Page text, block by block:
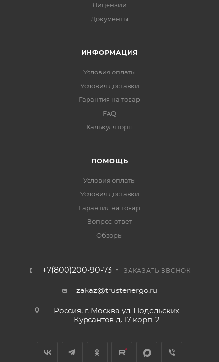
Лицензии
Документы
ИНФОРМАЦИЯ
Условия оплаты
Условия доставки
Гарантия на товар
FAQ
Калькуляторы
ПОМОЩЬ
Условия оплаты
Условия доставки
Гарантия на товар
Вопрос-ответ
Обзоры
+7(800)200-90-73 ЗАКАЗАТЬ ЗВОНОК
zakaz@trustenergo.ru
Россия, г. Москва ул. Подольских
Курсантов д. 17 корп. 2